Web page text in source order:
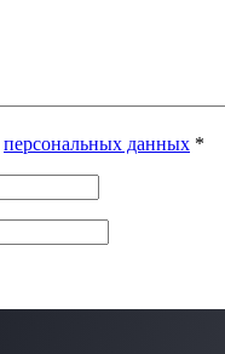
персональных данных *